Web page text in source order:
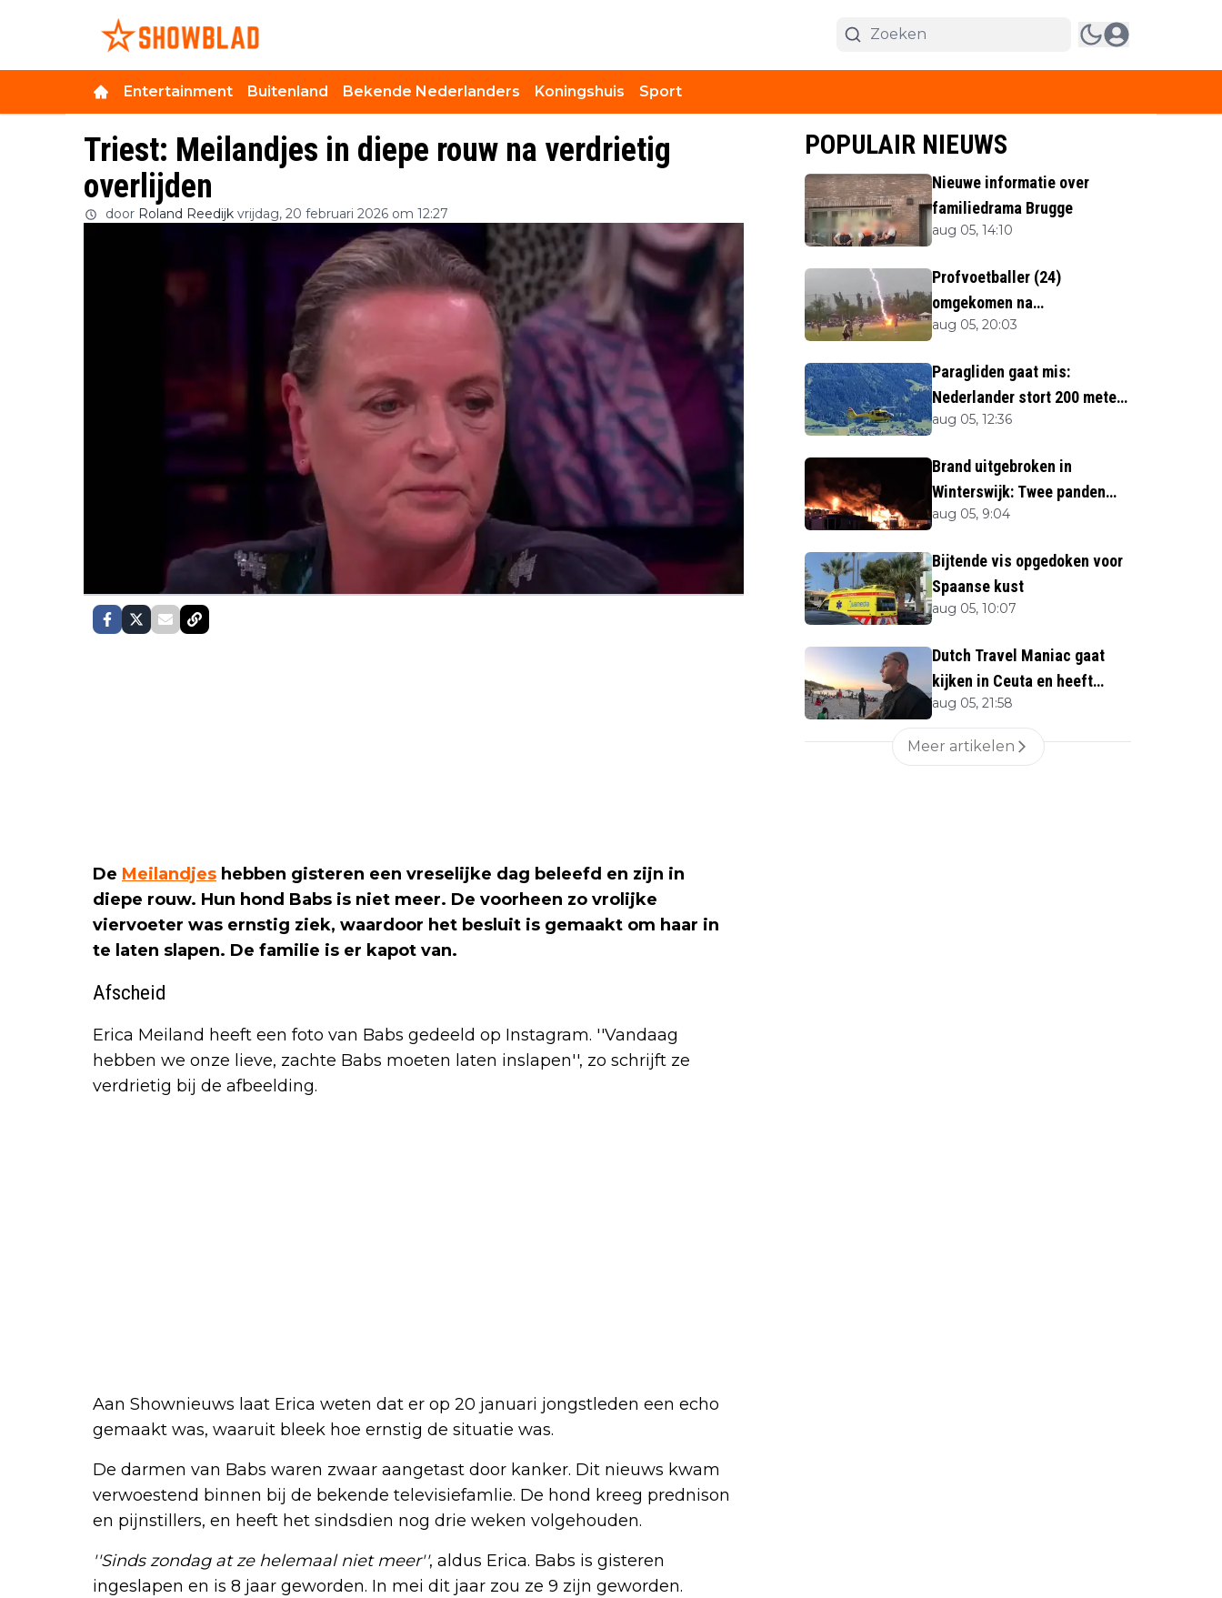
Entertainment Buitenland Bekende Nederlanders Koningshuis Sport
Triest: Meilandjes in diepe rouw na verdrietig
overlijden
door Roland Reedijk vrijdag, 20 februari 2026 om 12:27
De Meilandjes hebben gisteren een vreselijke dag beleefd en zijn in
diepe rouw. Hun hond Babs is niet meer. De voorheen zo vrolijke
viervoeter was ernstig ziek, waardoor het besluit is gemaakt om haar in
te laten slapen. De familie is er kapot van.
Afscheid
Erica Meiland heeft een foto van Babs gedeeld op Instagram. ''Vandaag
hebben we onze lieve, zachte Babs moeten laten inslapen'', zo schrijft ze
verdrietig bij de afbeelding.
Aan Shownieuws laat Erica weten dat er op 20 januari jongstleden een echo
gemaakt was, waaruit bleek hoe ernstig de situatie was.
De darmen van Babs waren zwaar aangetast door kanker. Dit nieuws kwam
verwoestend binnen bij de bekende televisiefamlie. De hond kreeg prednison
en pijnstillers, en heeft het sindsdien nog drie weken volgehouden.
''Sinds zondag at ze helemaal niet meer'', aldus Erica. Babs is gisteren
ingeslapen en is 8 jaar geworden. In mei dit jaar zou ze 9 zijn geworden.
POPULAIR NIEUWS
Nieuwe informatie over
familiedrama Brugge
aug 05, 14:10
Profvoetballer (24)
omgekomen na
blikseminslag tijdens
aug 05, 20:03
Paragliden gaat mis:
Nederlander stort 200 meter
naar beneden
aug 05, 12:36
Brand uitgebroken in
Winterswijk: Twee panden
verloren
aug 05, 9:04
Bijtende vis opgedoken voor
Spaanse kust
aug 05, 10:07
Dutch Travel Maniac gaat
kijken in Ceuta en heeft
twijfels bij berichtgeving
media
aug 05, 21:58
Meer artikelen